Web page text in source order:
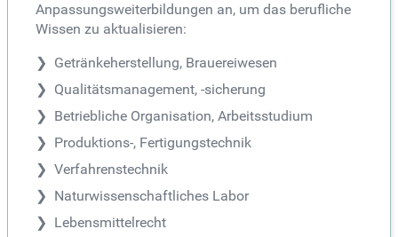
Anpassungsweiterbildungen an, um das berufliche
Wissen zu aktualisieren:
Getränkeherstellung, Brauereiwesen
Qualitätsmanagement, -sicherung
Betriebliche Organisation, Arbeitsstudium
Produktions-, Fertigungstechnik
Verfahrenstechnik
Naturwissenschaftliches Labor
Lebensmittelrecht